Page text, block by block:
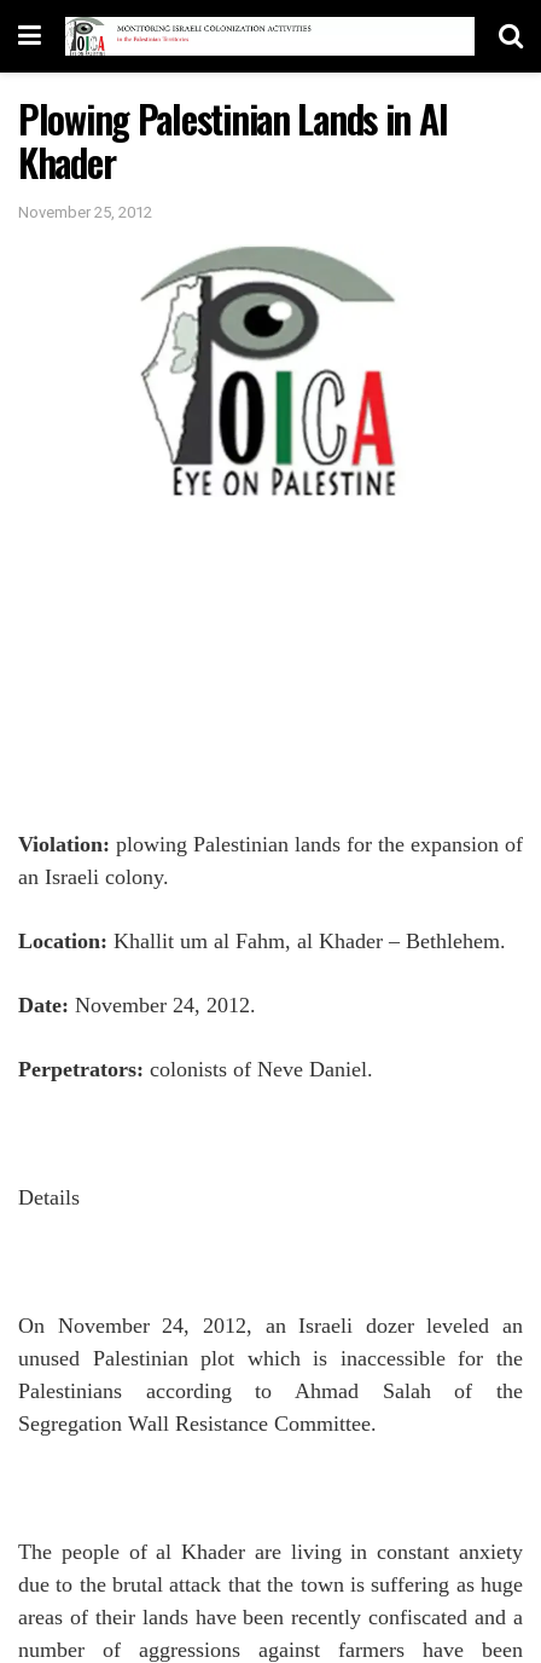
Plowing Palestinian Lands in Al
Khader
November 25, 2012
Violation: plowing Palestinian lands for the expansion of
an Israeli colony.
Location: Khallit um al Fahm, al Khader – Bethlehem.
Date: November 24, 2012.
Perpetrators: colonists of Neve Daniel.
Details
On November 24, 2012, an Israeli dozer leveled an
unused Palestinian plot which is inaccessible for the
Palestinians according to Ahmad Salah of the
Segregation Wall Resistance Committee.
The people of al Khader are living in constant anxiety
due to the brutal attack that the town is suffering as huge
areas of their lands have been recently confiscated and a
number of aggressions against farmers have been